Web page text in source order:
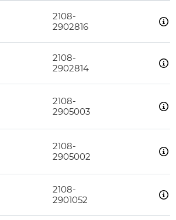
2108-
2902816
2108-
2902814
2108-
2905003
2108-
2905002
2108-
2901052